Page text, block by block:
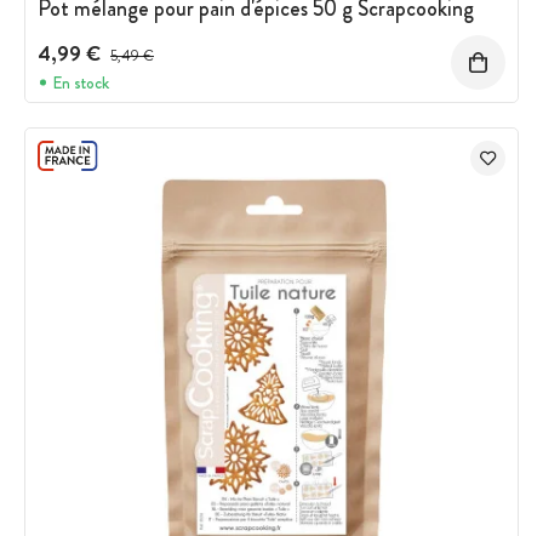
Pot mélange pour pain d'épices 50 g Scrapcooking
4,99 € Prix avant réduction :
5,49 €
En stock